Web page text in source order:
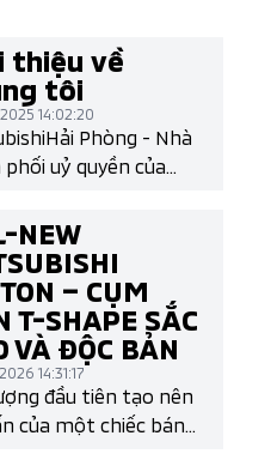
thiệu về
tôi
14:02:20
Phòng - Nhà
phối uỷ quyền của
NEW
– CỤM
T-SHAPE SẮC
VÀ ĐỘC BẢN
14:31:17
đầu tiên tạo nên
của một chiếc bán